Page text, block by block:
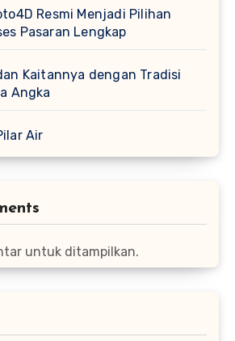
Resmi Menjadi Pilihan
Pasaran Lengkap
Kaitannya dengan Tradisi
Angka
Air
untuk ditampilkan.